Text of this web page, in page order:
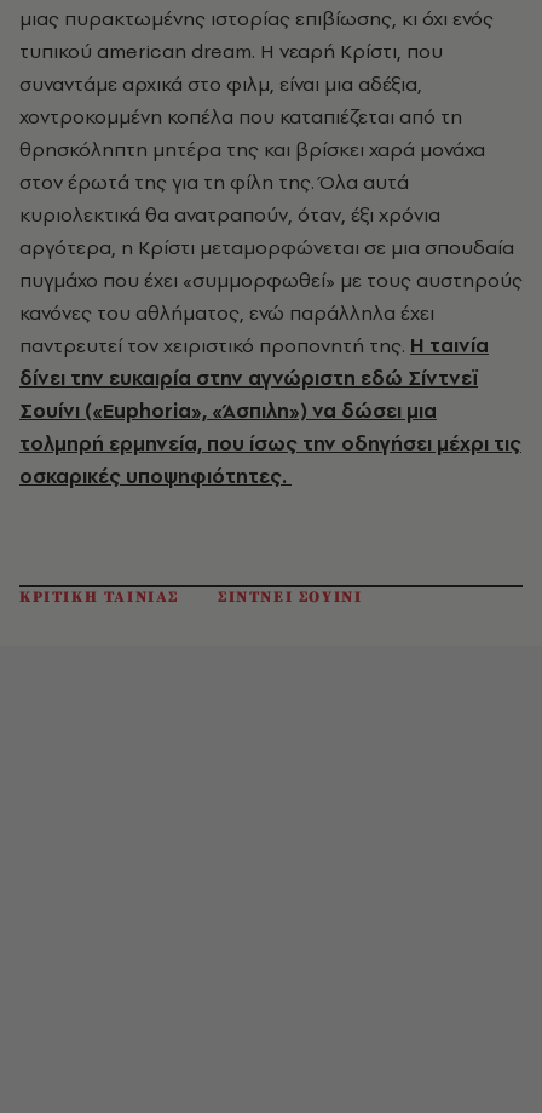
μιας πυρακτωμένης ιστορίας επιβίωσης, κι όχι ενός
τυπικού american dream. Η νεαρή Κρίστι, που
συναντάμε αρχικά στο φιλμ, είναι μια αδέξια,
χοντροκομμένη κοπέλα που καταπιέζεται από τη
θρησκόληπτη μητέρα της και βρίσκει χαρά μονάχα
στον έρωτά της για τη φίλη της. Όλα αυτά
κυριολεκτικά θα ανατραπούν, όταν, έξι χρόνια
αργότερα, η Κρίστι μεταμορφώνεται σε μια σπουδαία
πυγμάχο που έχει «συμμορφωθεί» με τους αυστηρούς
κανόνες του αθλήματος, ενώ παράλληλα έχει
παντρευτεί τον χειριστικό προπονητή της. Η ταινία
δίνει την ευκαιρία στην αγνώριστη εδώ Σίντνεϊ
Σουίνι («Euphoria», «Άσπιλη») να δώσει μια
τολμηρή ερμηνεία, που ίσως την οδηγήσει μέχρι τις
οσκαρικές υποψηφιότητες.
ΚΡΙΤΙΚΗ ΤΑΙΝΙΑΣ ΣΙΝΤΝΕΙ ΣΟΥΙΝΙ